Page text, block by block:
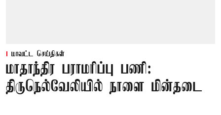
மாவட்ட செய்திகள்
மாதாந்திர பராமரிப்பு பணி:
திருநெல்வேலியில் நாளை மின்தடை